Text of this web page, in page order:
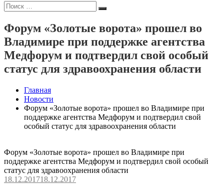
с
медицинским
и
фармацевтическим
сообществами.
Искать:
Поиск
Форум «Золотые ворота» прошел во
Владимире при поддержке агентства
Медфорум и подтвердил свой особый
статус для здравоохранения области
Главная
Новости
Форум «Золотые ворота» прошел во Владимире при
поддержке агентства Медфорум и подтвердил свой
особый статус для здравоохранения области
Форум «Золотые ворота» прошел во Владимире при
поддержке агентства Медфорум и подтвердил свой особый
статус для здравоохранения области
18.12.201718.12.2017